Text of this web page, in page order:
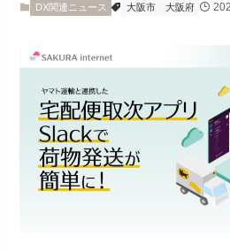
DX関連ニュース 大阪市 大阪府